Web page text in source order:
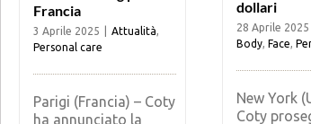
dollari
28 Aprile 2025
Body, Face,
New York
Coty
Francia
3 Aprile 2025 Attualità
Personal care
Parigi (Francia) – Coty
ha annunciato la